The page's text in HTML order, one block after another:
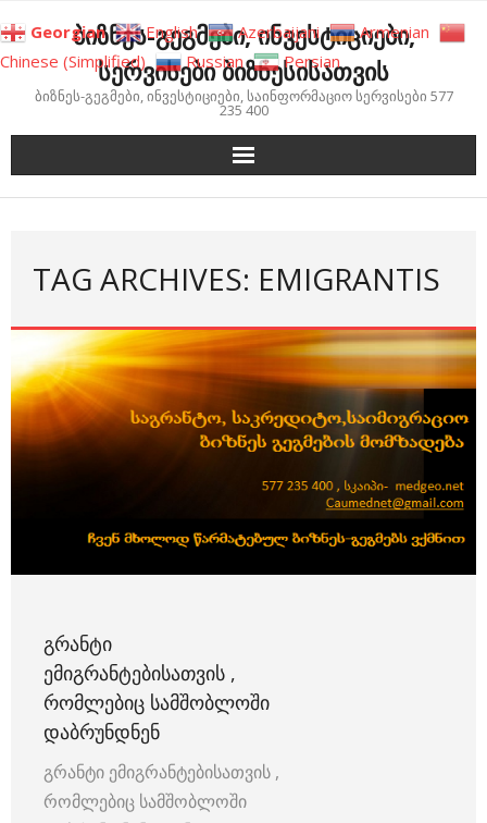
to
content
ბიზნეს-გეგმები, ინვესტიციები,
სერვისები ბიზნესისათვის
ბიზნეს-გეგმები, ინვესტიციები, საინფორმაციო სერვისები 577
235 400
TAG ARCHIVES: EMIGRANTIS
ᲒᲠᲐᲜᲢᲘ
ᲔᲛᲘᲒᲠᲐᲜᲢᲔᲑᲘᲡᲐᲗᲕᲘᲡ ,
ᲠᲝᲛᲚᲔᲑᲘᲪ ᲡᲐᲛᲨᲝᲑᲚᲝᲨᲘ
ᲓᲐᲑᲠᲣᲜᲓᲜᲔᲜ
გრანტი ემიგრანტებისათვის ,
რომლებიც სამშობლოში
Georgian English Azerbaijani
Armenian
Chinese (Simplified)
Russian Persian